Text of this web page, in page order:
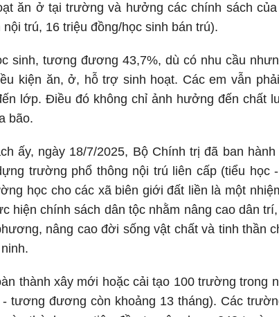
ăn ở tại trường và hưởng các chính sách
trú, 16 triệu đồng/học sinh bán trú).
sinh, tương đương 43,7%, dù có nhu cầu
kiện ăn, ở, hỗ trợ sinh hoạt. Các em vẫn
lớp. Điều đó không chỉ ảnh hưởng đến chất
bão.
ấy, ngày 18/7/2025, Bộ Chính trị đã ban
trường phổ thông nội trú liên cấp (tiểu học
học cho các xã biên giới đất liền là một
hiện chính sách dân tộc nhằm nâng cao dân
nâng cao đời sống vật chất và tinh thần
thành xây mới hoặc cải tạo 100 trường trong
tương đương còn khoảng 13 tháng). Các